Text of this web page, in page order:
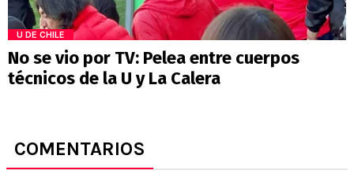
U DE CHILE
No se vio por TV: Pelea entre cuerpos
técnicos de la U y La Calera
COMENTARIOS